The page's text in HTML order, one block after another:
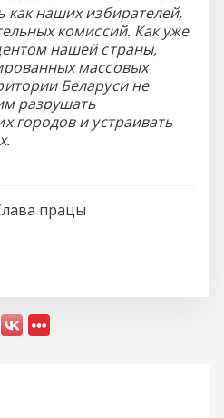
как наших избирателей,
комиссий. Как уже
нашей страны,
массовых
Беларуси не
разрушать
городов и устраивать
працы